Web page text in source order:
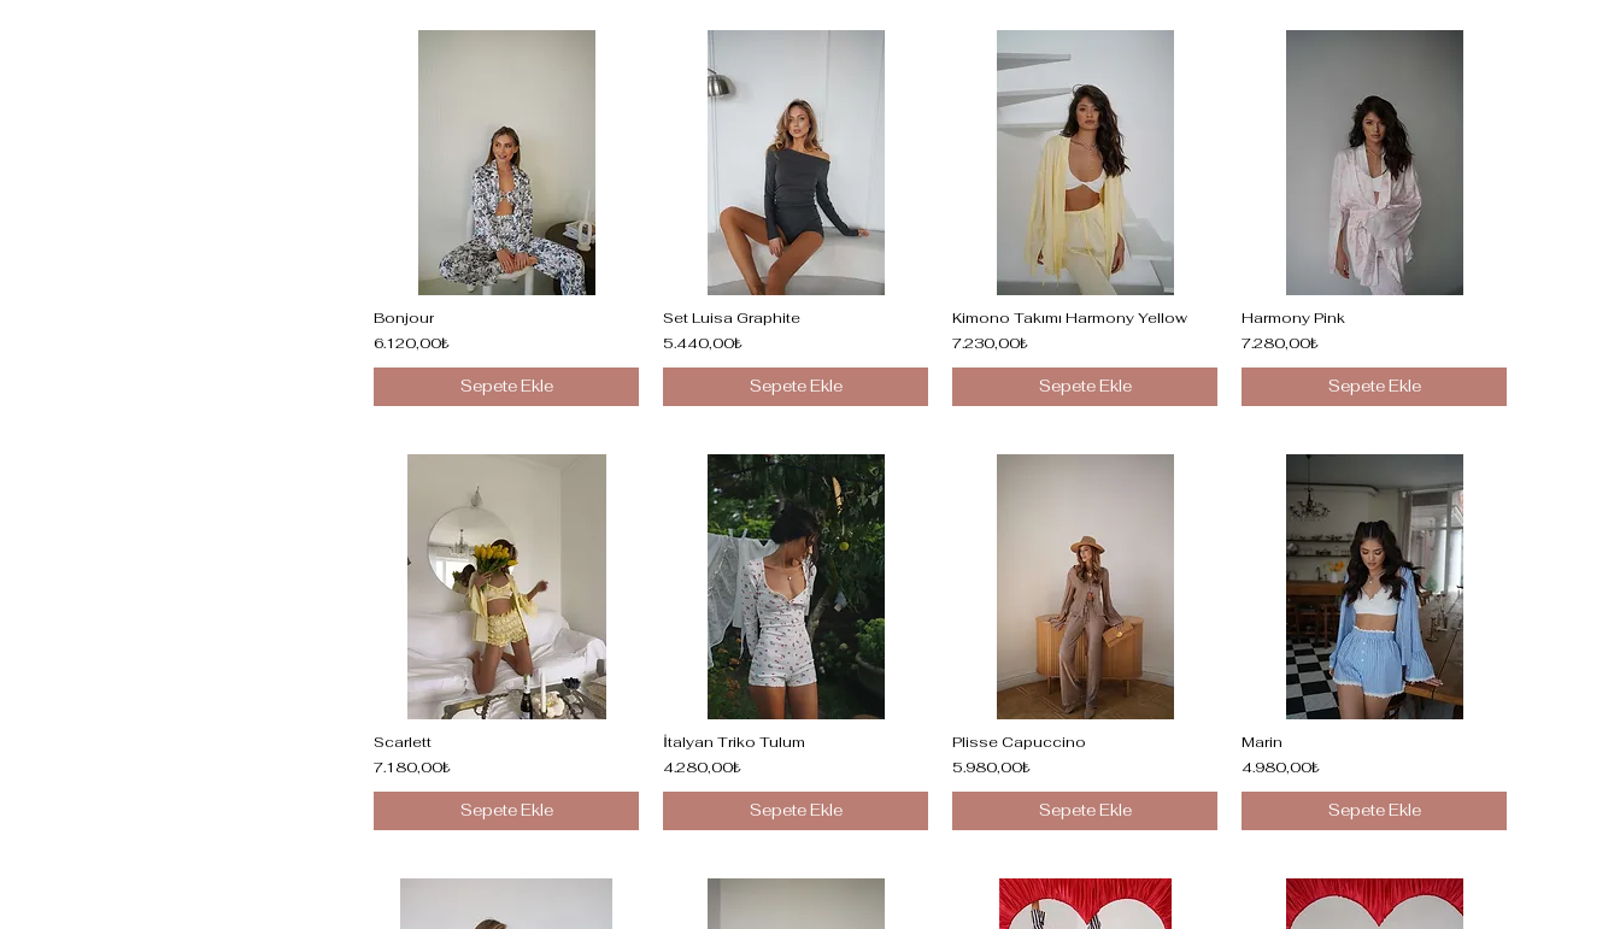
Bonjour
6.120,00₺
Sepete Ekle
Set Luisa Graphite
5.440,00₺
Sepete Ekle
Kimono Takımı Harmony Yellow
7.230,00₺
Sepete Ekle
Harmony Pink
7.280,00₺
Sepete Ekle
Scarlett
7.180,00₺
Sepete Ekle
İtalyan Triko Tulum
4.280,00₺
Sepete Ekle
Plisse Capuccino
5.980,00₺
Sepete Ekle
Marin
4.980,00₺
Sepete Ekle